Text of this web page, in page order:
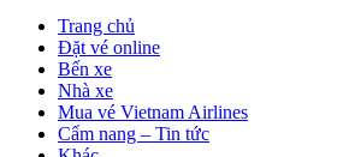
Trang chủ
Đặt vé online
Bến xe
Nhà xe
Mua vé Vietnam Airlines
Cẩm nang – Tin tức